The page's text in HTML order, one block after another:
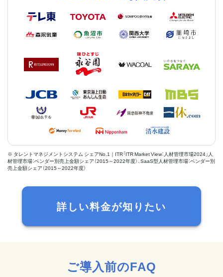
※ タレントマネジメントシステム シェアNo.1｜ITR「ITR Market View：人材管理市場2024」人
材管理市場：ベンダー別売上金額シェア（2015～2022年度）、SaaS型人材管理市場：ベンダー別
売上金額シェア（2015～2022年度）
詳しい料金が知りたい
ご導入前のFAQ